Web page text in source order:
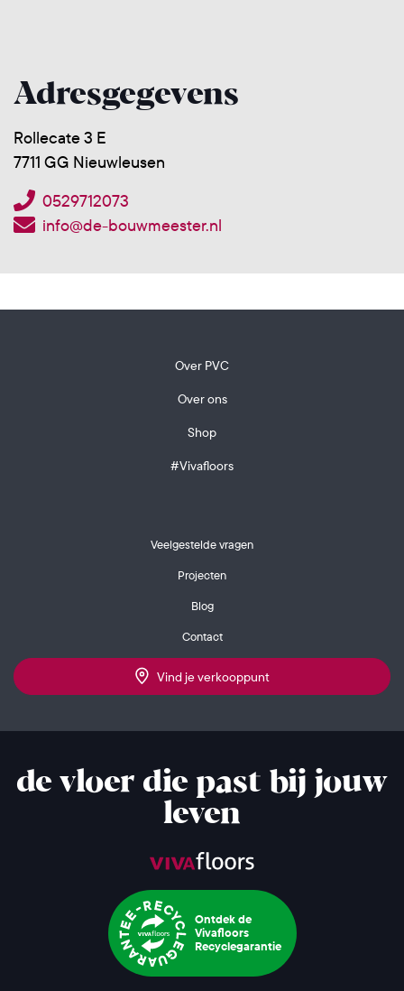
Adresgegevens
Rollecate 3 E
7711 GG Nieuwleusen
0529712073
info@de-bouwmeester.nl
Over PVC
Over ons
Shop
#Vivafloors
Veelgestelde vragen
Projecten
Blog
Contact
Vind je verkooppunt
de vloer die past bij jouw
leven
Ontdek de
Vivafloors
Recyclegarantie